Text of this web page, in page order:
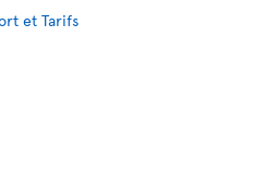
et Tarifs